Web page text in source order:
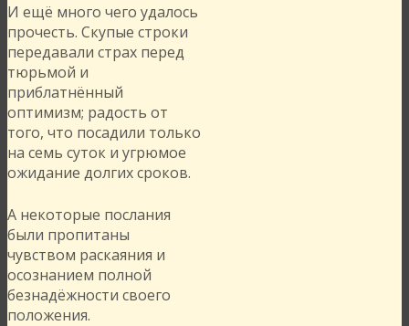
И ещё много чего удалось
прочесть. Скупые строки
передавали страх перед
тюрьмой и
приблатнённый
оптимизм; радость от
того, что посадили только
на семь суток и угрюмое
ожидание долгих сроков.
А некоторые послания
были пропитаны
чувством раскаяния и
осознанием полной
безнадёжности своего
положения.